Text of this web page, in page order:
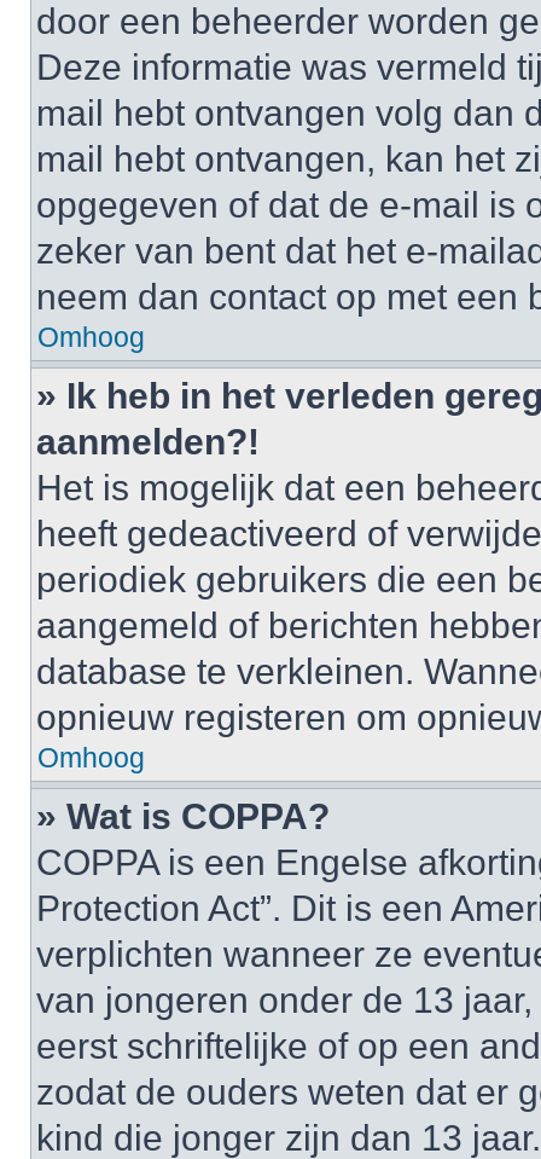
door een beheerder worden
Deze informatie was vermeld
mail hebt ontvangen volg dan
mail hebt ontvangen, kan het
opgegeven of dat de e-mail is
zeker van bent dat het e-
neem dan contact op met een
Omhoog
» Ik heb in het verleden
aanmelden?!
Het is mogelijk dat een
heeft gedeactiveerd of
periodiek gebruikers die een
aangemeld of berichten
database te verkleinen.
opnieuw registeren om
Omhoog
» Wat is COPPA?
COPPA is een Engelse
Protection Act”. Dit is een
verplichten wanneer ze
van jongeren onder de 13
eerst schriftelijke of op een
zodat de ouders weten dat er
kind die jonger zijn dan 13